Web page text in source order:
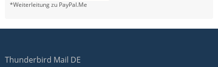
*Weiterleitung zu PayPal.Me
Thunderbird Mail DE